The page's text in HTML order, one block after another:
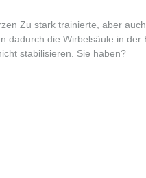
Zu stark trainierte, aber
dadurch die Wirbelsäule in
stabilisieren. Sie haben?